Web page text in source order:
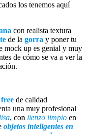
los tenemos aquí
con realista textura
de la gorra y poner tu
mock up es genial y muy
de cómo se va a ver la
de calidad
una muy profesional
lisa, con lienzo limpio en
objetos inteligentes en